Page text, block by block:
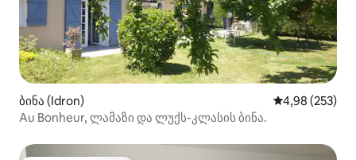
ბინა (Idron) საშუალო
4,98 (253)
Au Bonheur, ლამაზი და ლუქს-კლასის ბინა.